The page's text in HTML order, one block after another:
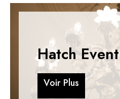
Hatch Event
Voir Plus
Voir Plus